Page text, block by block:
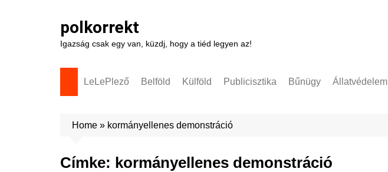
polkorrekt
Igazság csak egy van, küzdj, hogy a tiéd legyen az!
LeLePlező Belföld Külföld Publicisztika Bűnügy Állatvédelem
Home » kormányellenes demonstráció
Címke: kormányellenes demonstráció